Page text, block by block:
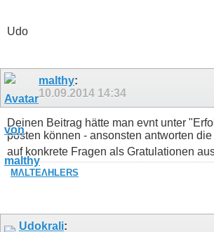
Udo
malthy:
10.09.2014 14:34
Deinen Beitrag hätte man evnt unter
posten können - ansonsten antworten
auf konkrete Fragen als Gratulationen
MΛLTEΛHLERS
Udokrali: